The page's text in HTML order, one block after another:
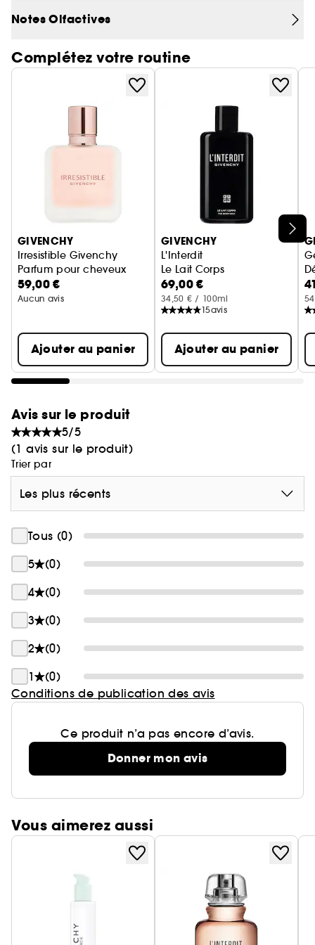
Notes Olfactives
Complétez votre routine
GIVENCHY
Irresistible Givenchy
Parfum pour cheveux
59,00 €
Aucun avis
Ajouter au panier
GIVENCHY
L'Interdit
Le Lait Corps
69,00 €
34,50 € / 100ml
15avis
Ajouter au panier
Avis sur le produit
5/5
(1 avis sur le produit)
Trier par
Les plus récents
Tous (0)
5
(0)
4
(0)
3
(0)
2
(0)
1
(0)
Conditions de publication des avis
Ce produit n’a pas encore d’avis.
Donner mon avis
Vous aimerez aussi